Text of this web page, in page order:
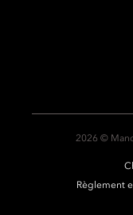
2026 ©
Règlement